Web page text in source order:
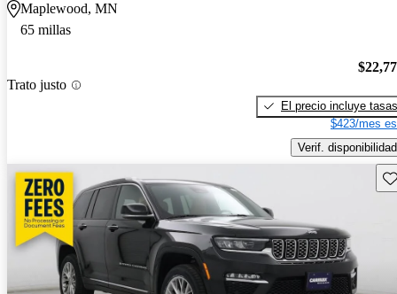
Maplewood, MN
65 millas
Trato justo
El precio incluye tasas
$423/mes
Verif. disponibilidad